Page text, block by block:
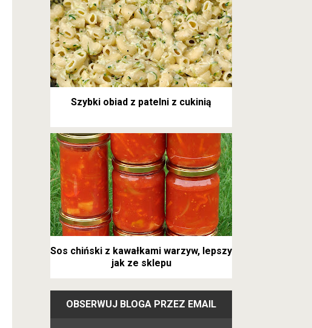
Szybki obiad z patelni z cukinią
Sos chiński z kawałkami warzyw, lepszy
jak ze sklepu
OBSERWUJ BLOGA PRZEZ EMAIL